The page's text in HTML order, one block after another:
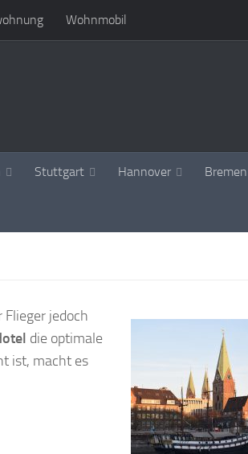
Wohnmobil
Stuttgart Hannover Bremen
jedoch
die optimale
ist, macht es